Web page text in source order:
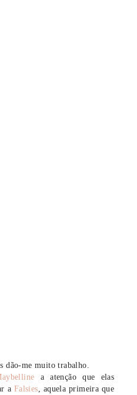
dão-me muito trabalho.
a atenção que elas
a Falsies, aquela primeira que